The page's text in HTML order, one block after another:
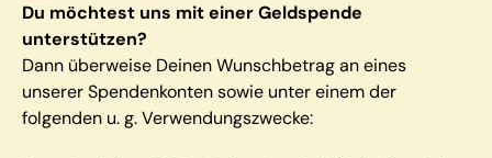
Du möchtest uns mit einer Geldspende
unterstützen?
Dann überweise Deinen Wunschbetrag an eines
unserer Spendenkonten sowie unter einem der
folgenden u. g. Verwendungszwecke: